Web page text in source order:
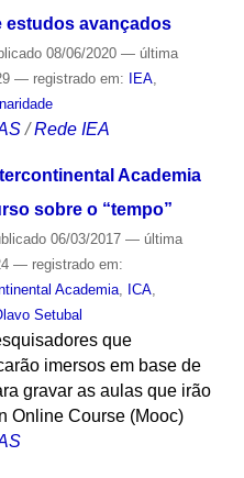
avançados
08/06/2020 — última
— registrado em: IEA,
/Rede IEA
Academia
sobre o “tempo”
06/03/2017 — última
— registrado em:
Academia, ICA,
Setubal
que
imersos em base de
gravar as aulas que irão
Online Course (Mooc)